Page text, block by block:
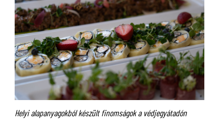
Helyi alapanyagokból készült finomságok a védjegyátadón